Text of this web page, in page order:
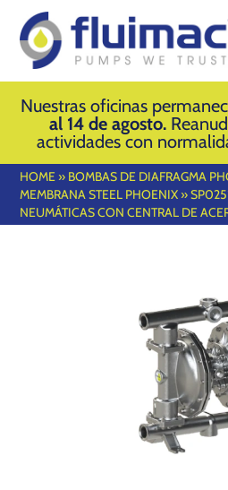
Nuestras oficinas
al 14 de agosto.
actividades con
HOME » BOMBAS DE DIAFRAGMA
MEMBRANA STEEL PHOENIX »
NEUMÁTICAS CON CENTRAL DE